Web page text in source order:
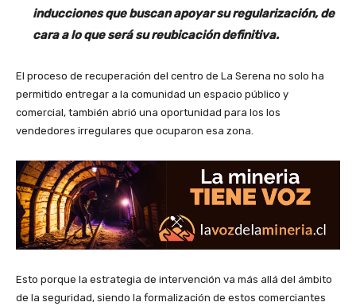
inducciones que buscan apoyar su regularización, de
cara a lo que será su reubicación definitiva.
El proceso de recuperación del centro de La Serena no solo ha
permitido entregar a la comunidad un espacio público y
comercial, también abrió una oportunidad para los los
vendedores irregulares que ocuparon esa zona.
Esto porque la estrategia de intervención va más allá del ámbito
de la seguridad, siendo la formalización de estos comerciantes